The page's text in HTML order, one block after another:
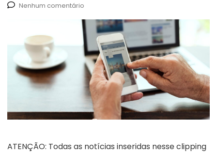
Nenhum comentário
ATENÇÃO: Todas as notícias inseridas nesse clipping